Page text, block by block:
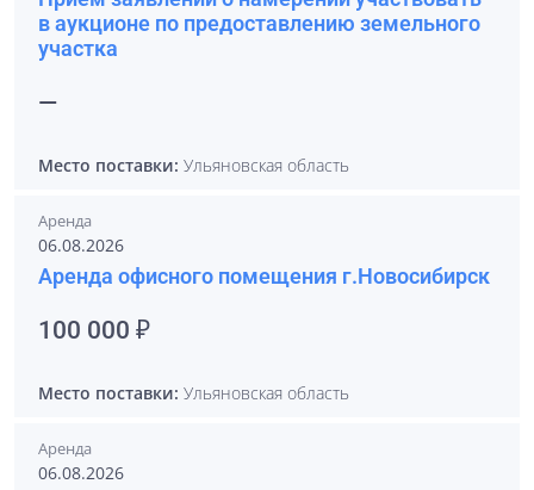
в аукционе по предоставлению земельного
участка
—
Место поставки: Ульяновская область
Аренда
06.08.2026
Аренда офисного помещения г.Новосибирск
100 000 ₽
Место поставки: Ульяновская область
Аренда
06.08.2026